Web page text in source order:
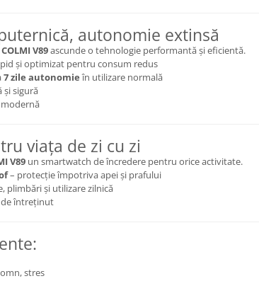
autonomie extinsă
COLMI V89ascunde o tehnologie performantă și eficientă.
și optimizat pentru consum redus
7 zile autonomieîn utilizare normală
și sigură
viața de zi cu zi
V89 un smartwatch de încredere pentru orice activitate.
– protecție împotriva apei și prafului
și utilizare zilnică
întreținut
stres